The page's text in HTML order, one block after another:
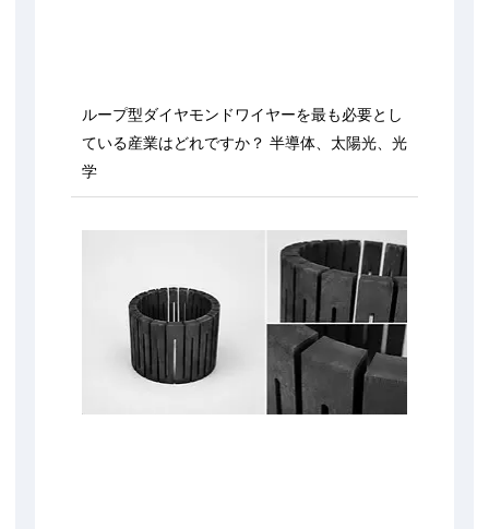
ループ型ダイヤモンドワイヤーを最も必要とし
ている産業はどれですか？ 半導体、太陽光、光
学